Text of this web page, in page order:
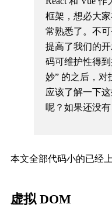
框架，想必大
常熟悉了。不
提高了我们的
码可维护性得
妙” 的之后，对
应该了解一下
呢？如果还没
本文全部代码小的已经
虚拟 DOM